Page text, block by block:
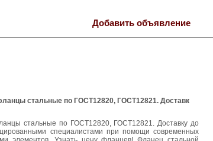
Добавить объявление
стальные по ГОСТ12820, ГОСТ12821. Доставк
стальные по ГОСТ12820, ГОСТ12821. Доставку до
специалистами при помощи современных